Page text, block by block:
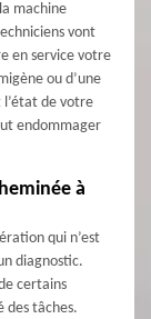
machine
vont
en service votre
ou d’une
l’état de votre
endommager
à
qui n’est
diagnostic.
certains
des tâches.